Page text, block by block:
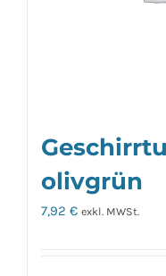
olivgrün
7,92 € exkl. MWSt.